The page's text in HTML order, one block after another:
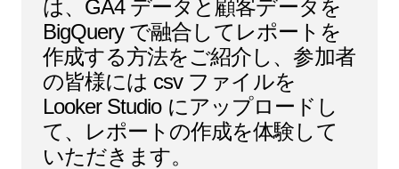
は、GA4 データと顧客データを
BigQuery で融合してレポートを
作成する方法をご紹介し、参加者
の皆様には csv ファイルを
Looker Studio にアップロードし
て、レポートの作成を体験して
いただきます。